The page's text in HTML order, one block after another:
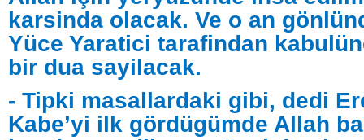
karsinda olacak. Ve o an
Yüce Yaratici tarafindan
bir dua sayilacak.
- Tipki masallardaki gibi, dedi
Kabe’yi ilk gördügümde Allah